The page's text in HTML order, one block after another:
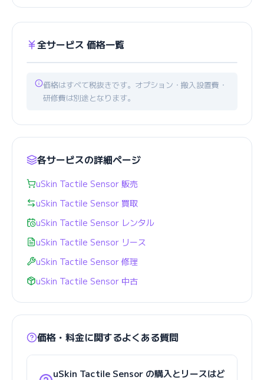
全サービス 価格一覧
価格はすべて税抜きです。オプション・搬入設置費・
研修費は別途となります。
各サービスの詳細ページ
uSkin Tactile Sensor 販売
uSkin Tactile Sensor 買取
uSkin Tactile Sensor レンタル
uSkin Tactile Sensor リース
uSkin Tactile Sensor 修理
uSkin Tactile Sensor 中古
価格・料金に関するよくある質問
uSkin Tactile Sensor の購入とリースはど